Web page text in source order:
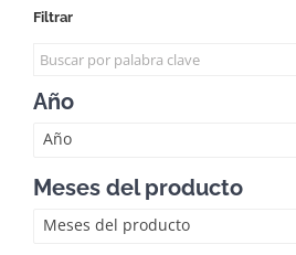
Filtrar
Año
Año
Meses del producto
Meses del producto